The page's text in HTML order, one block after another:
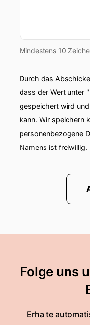
Mindestens 10
Durch das
dass der Wert unter
gespeichert wird
kann. Wir speichern
personenbezogene
Namens ist freiwillig.
Folge uns
Erhalte